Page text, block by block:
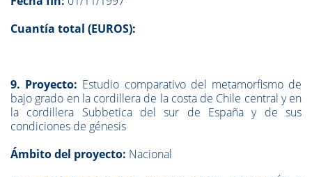
Cuantía total (EUROS):
9. Proyecto: Estudio comparativo del metamorfismo de
bajo grado en la cordillera de la costa de Chile central y en
la cordillera Subbetica del sur de España y de sus
condiciones de génesis
Ámbito del proyecto: Nacional